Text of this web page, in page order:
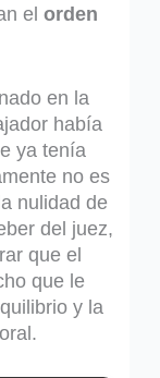
el orden
en la
había
ya tenía
no es
nulidad de
del juez,
que el
que le
y la